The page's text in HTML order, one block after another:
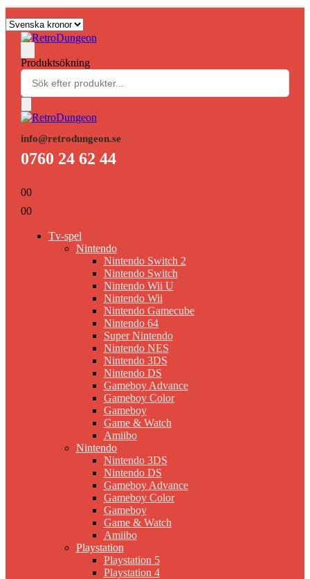
Produktsökning
info@retrodungeon.se
0760 24 62 44
00
00
Tv-spel
Nintendo
Nintendo Switch 2
Nintendo Switch
Nintendo Wii U
Nintendo Wii
Nintendo Gamecube
Nintendo 64
Super Nintendo
Nintendo NES
Nintendo 3DS
Nintendo DS
Gameboy Advance
Gameboy Color
Gameboy
Game & Watch
Amiibo
Nintendo
Nintendo 3DS
Nintendo DS
Gameboy Advance
Gameboy Color
Gameboy
Game & Watch
Amiibo
Playstation
Playstation 5
Playstation 4